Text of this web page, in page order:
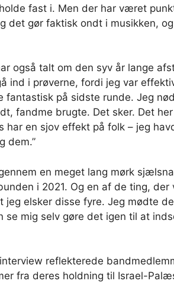
fast i. Men der har været
det gør faktisk ondt i musikken,
også talt om den syv år lange
ind i prøverne, fordi jeg var
fantastisk på sidste runde. Jeg
fandme brugte. Det sker. Det
har en sjov effekt på folk – jeg
dem.”
en meget lang mørk
i 2021. Og en af ​​de ting,
jeg elsker disse fyre. Jeg mødte
se mig selv gøre det igen til at
reflekterede
fra deres holdning til Israel-